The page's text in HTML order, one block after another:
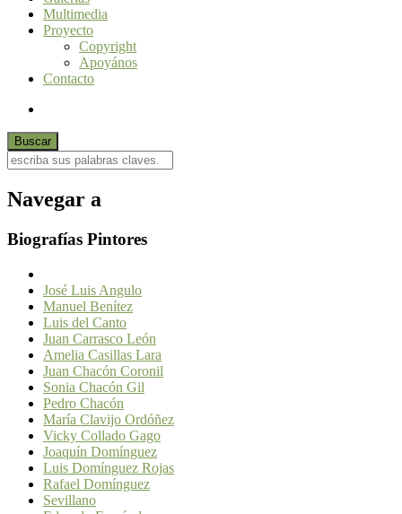
Multimedia
Proyecto
Copyright
Apoyános
Contacto
Navegar a
Biografías Pintores
José Luis Angulo
Manuel Benítez
Luis del Canto
Juan Carrasco León
Amelia Casillas Lara
Juan Chacón Coronil
Sonia Chacón Gil
Pedro Chacón
María Clavijo Ordóñez
Vicky Collado Gago
Joaquín Domínguez
Luis Domínguez Rojas
Rafael Domínguez
Sevillano